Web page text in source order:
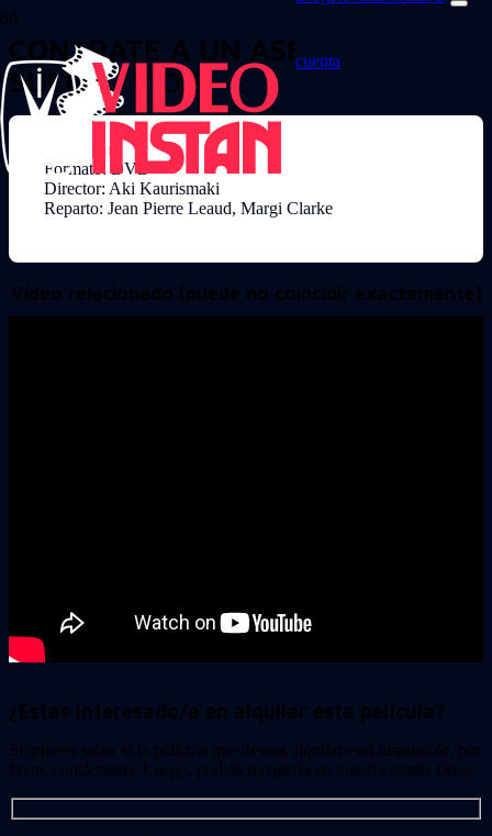
cuenta
CONTRATE A UN ASESINO A
SUELDO V.O.S.
Formato: DVD
Director: Aki Kaurismaki
Reparto: Jean Pierre Leaud, Margi Clarke
Video relacionado (puede no coincidir exactamente)
¿Estas interesado/a en alquilar esta película?
Si quieres saber si la película que deseas alquilar está disponible, por
favor, contáctanos. Luego, podrás recogerla en nuestra tienda física.